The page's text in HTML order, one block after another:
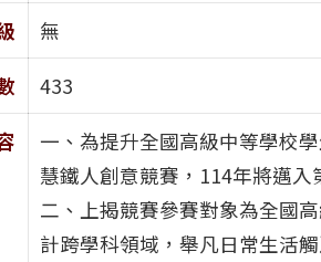
無
433
一、為提升全國高級中等學校
慧鐵人創意競賽，114年將邁入
二、上揭競賽參賽對象為全國
計跨學科領域，舉凡日常生活